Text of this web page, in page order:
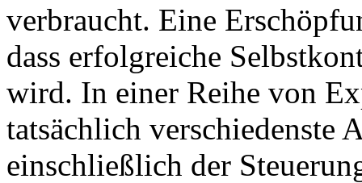
verbraucht. Eine
dass erfolgreiche
wird. In einer Reihe von
tatsächlich verschiedenste
einschließlich der